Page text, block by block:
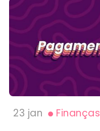
23 jan Finanças